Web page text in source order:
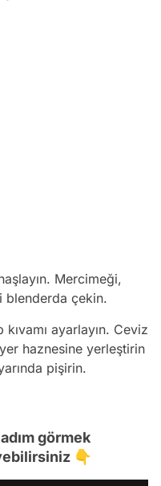
Mercimeği,
blenderda çekin.
ayarlayın. Ceviz
haznesine yerleştirin
pişirin.
görmek
👇